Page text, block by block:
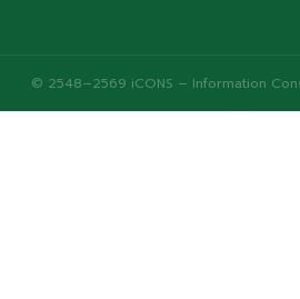
© 2548–2569 iCONS – Information